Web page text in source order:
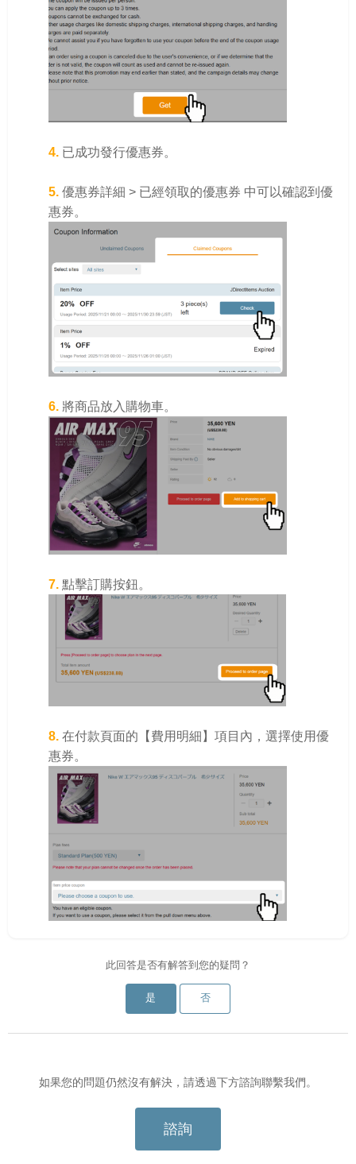
4. 已成功發行優惠券。
5. 優惠券詳細 > 已經領取的優惠券 中可以確認到優
惠券。
6. 將商品放入購物車。
7. 點擊訂購按鈕。
8. 在付款頁面的【費用明細】項目內，選擇使用優
惠券。
此回答是否有解答到您的疑問？
是 否
如果您的問題仍然沒有解決，請透過下方諮詢聯繫我們。
諮詢